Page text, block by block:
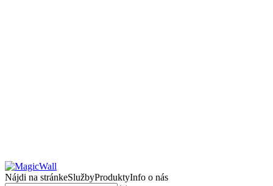
Nájdi na stránkeSlužbyProduktyInfo o nás